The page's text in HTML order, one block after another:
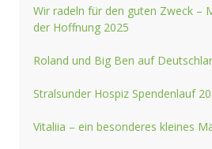
Wir radeln für den guten Zweck –
der Hoffnung 2025
Roland und Big Ben auf
Stralsunder Hospiz Spendenlauf
Vitaliia – ein besonderes kleines